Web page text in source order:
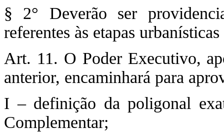
§ 2° Deverão ser
referentes às etapas
Art. 11. O Poder Executivo,
anterior, encaminhará para
I – definição da poligonal
Complementar;